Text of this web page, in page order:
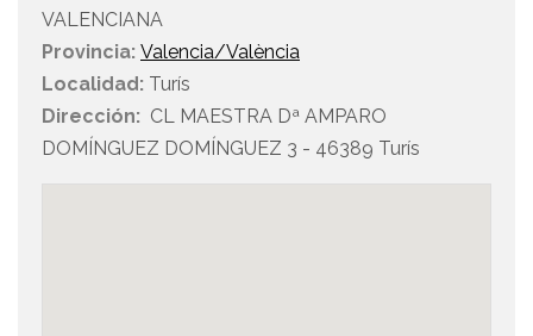
VALENCIANA
Provincia: Valencia/València
Localidad: Turís
Dirección: CL MAESTRA Dª AMPARO
DOMÍNGUEZ DOMÍNGUEZ 3 - 46389 Turís